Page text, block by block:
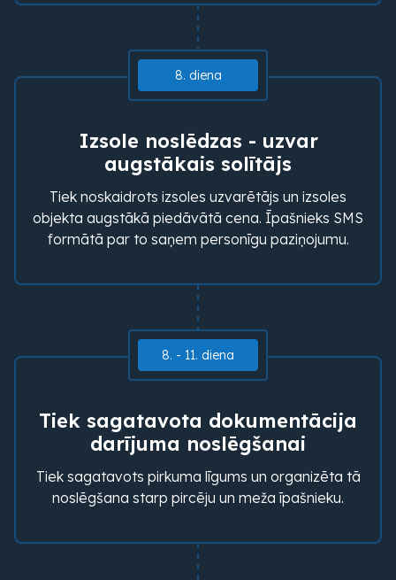
8. diena
Izsole noslēdzas - uzvar
augstākais solītājs
Tiek noskaidrots izsoles uzvarētājs un izsoles
objekta augstākā piedāvātā cena. Īpašnieks SMS
formātā par to saņem personīgu paziņojumu.
8. - 11. diena
Tiek sagatavota dokumentācija
darījuma noslēgšanai
Tiek sagatavots pirkuma līgums un organizēta tā
noslēgšana starp pircēju un meža īpašnieku.